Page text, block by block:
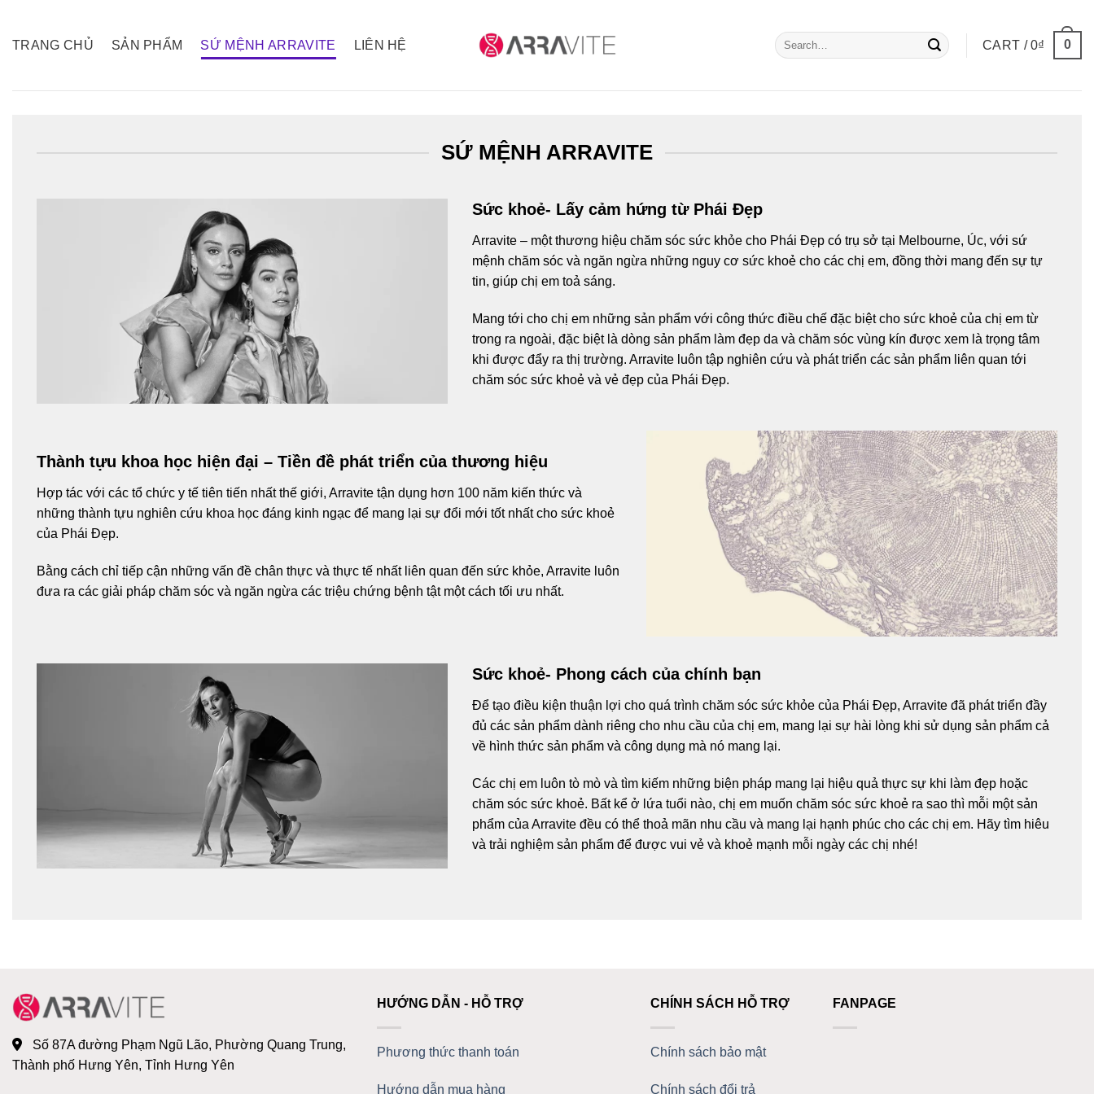
content
TRANG CHỦ SẢN PHẨM SỨ MỆNH ARRAVITE LIÊN HỆ
Search
for:
CART /0₫ 0
SỨ MỆNH ARRAVITE
Sức khoẻ- Lấy cảm hứng từ Phái Đẹp
Arravite – một thương hiệu chăm sóc sức khỏe cho Phái Đẹp có trụ sở tại Melbourne, Úc, với sứ
mệnh chăm sóc và ngăn ngừa những nguy cơ sức khoẻ cho các chị em, đồng thời mang đến sự tự
tin, giúp chị em toả sáng.
Mang tới cho chị em những sản phẩm với công thức điều chế đặc biệt cho sức khoẻ của chị em từ
trong ra ngoài, đặc biệt là dòng sản phẩm làm đẹp da và chăm sóc vùng kín được xem là trọng tâm
khi được đẩy ra thị trường. Arravite luôn tập nghiên cứu và phát triển các sản phẩm liên quan tới
chăm sóc sức khoẻ và vẻ đẹp của Phái Đẹp.
Thành tựu khoa học hiện đại – Tiền đề phát triển của thương hiệu
Hợp tác với các tổ chức y tế tiên tiến nhất thế giới, Arravite tận dụng hơn 100 năm kiến thức và
những thành tựu nghiên cứu khoa học đáng kinh ngạc để mang lại sự đổi mới tốt nhất cho sức khoẻ
của Phái Đẹp.
Bằng cách chỉ tiếp cận những vấn đề chân thực và thực tế nhất liên quan đến sức khỏe, Arravite luôn
đưa ra các giải pháp chăm sóc và ngăn ngừa các triệu chứng bệnh tật một cách tối ưu nhất.
Sức khoẻ- Phong cách của chính bạn
Để tạo điều kiện thuận lợi cho quá trình chăm sóc sức khỏe của Phái Đẹp, Arravite đã phát triển đầy
đủ các sản phẩm dành riêng cho nhu cầu của chị em, mang lại sự hài lòng khi sử dụng sản phẩm cả
về hình thức sản phẩm và công dụng mà nó mang lại.
Các chị em luôn tò mò và tìm kiếm những biện pháp mang lại hiệu quả thực sự khi làm đẹp hoặc
chăm sóc sức khoẻ. Bất kể ở lứa tuổi nào, chị em muốn chăm sóc sức khoẻ ra sao thì mỗi một sản
phẩm của Arravite đều có thể thoả mãn nhu cầu và mang lại hạnh phúc cho các chị em. Hãy tìm hiêu
và trải nghiệm sản phẩm để được vui vẻ và khoẻ mạnh mỗi ngày các chị nhé!
Số 87A đường Phạm Ngũ Lão, Phường Quang Trung,
Thành phố Hưng Yên, Tỉnh Hưng Yên
HƯỚNG DẪN - HỖ TRỢ
Phương thức thanh toán
Hướng dẫn mua hàng
CHÍNH SÁCH HỖ TRỢ
Chính sách bảo mật
Chính sách đổi trả
FANPAGE